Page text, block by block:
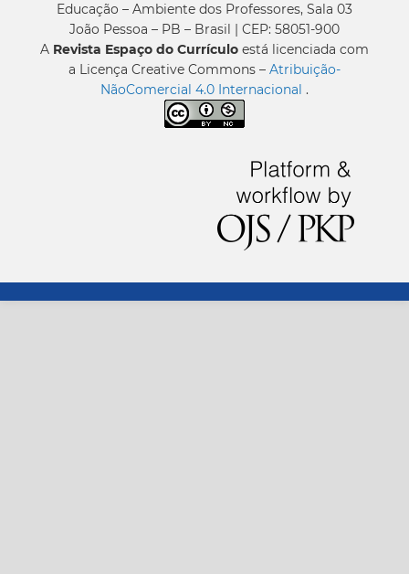
Educação – Ambiente dos Professores, Sala 03
João Pessoa – PB – Brasil | CEP: 58051-900
A Revista Espaço do Currículo está licenciada com
a Licença Creative Commons – Atribuição-
NãoComercial 4.0 Internacional .